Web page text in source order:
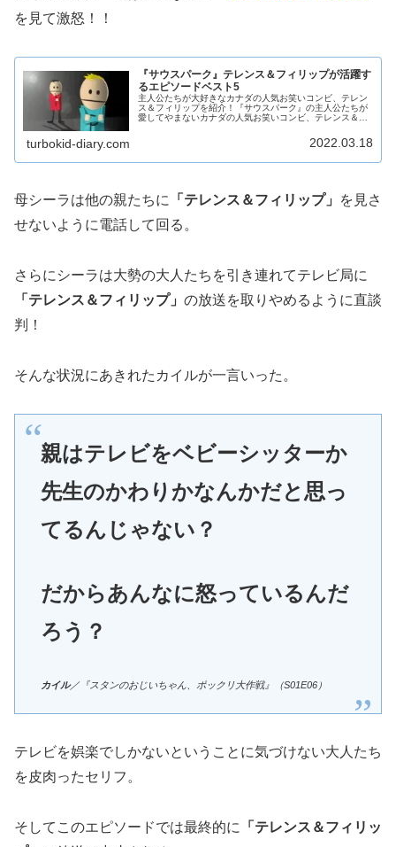
を見て激怒！！
『サウスパーク』テレンス＆フィリップが活躍す
るエピソードベスト5
主人公たちが大好きなカナダの人気お笑いコンビ、テレン
ス＆フィリップを紹介！『サウスパーク』の主人公たちが
愛してやまないカナダの人気お笑いコンビ、テレンス＆フ
turbokid-diary.com 2022.03.18
母シーラは他の親たちに 「テレンス＆フィリップ」
を見さ
せないように電話して回る。
さらにシーラは大勢の大人たちを引き連れてテレビ局に
「テレンス＆フィリップ」 の放送を取りやめるように直談
判！
そんな状況にあきれたカイルが一言いった。
親はテレビをベビーシッターか
先生のかわりかなんかだと思っ
てるんじゃない？
だからあんなに怒っているんだ
ろう？
カイル／『スタンのおじいちゃん、ポックリ大作戦』（S01E06）
テレビを娯楽でしかないということに気づけない大人たち
を皮肉ったセリフ。
そしてこのエピソードでは最終的に
「テレンス＆フィリッ